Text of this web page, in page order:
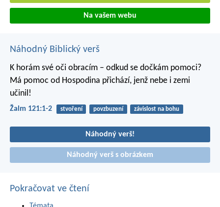
Na vašem webu
Náhodný Biblický verš
K horám své oči obracím – odkud se dočkám pomoci?
Má pomoc od Hospodina přichází, jenž nebe i zemi
učinil!
Žalm 121:1-2 stvoření povzbuzení závislost na bohu
Náhodný verš!
Náhodný verš s obrázkem
Pokračovat ve čtení